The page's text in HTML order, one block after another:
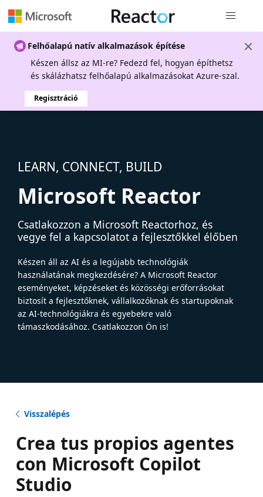
Felhőalapú natív alkalmazások építése
Készen állsz az MI-re? Fedezd fel, hogyan építhetsz
és skálázhatsz felhőalapú alkalmazásokat Azure-szal.
Regisztráció
LEARN, CONNECT, BUILD
Microsoft Reactor
Csatlakozzon a Microsoft Reactorhoz, és
vegye fel a kapcsolatot a fejlesztőkkel élőben
Készen áll az AI és a legújabb technológiák
használatának megkezdésére? A Microsoft Reactor
eseményeket, képzéseket és közösségi erőforrásokat
biztosít a fejlesztőknek, vállalkozóknak és startupoknak
az AI-technológiákra és egyebekre való
támaszkodásához. Csatlakozzon Ön is!
Visszalépés
Crea tus propios agentes
con Microsoft Copilot
Studio